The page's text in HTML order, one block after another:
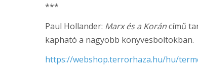
***
Paul Hollander: Marx és a Koráncímű
kapható a nagyobb könyvesboltokban.
https://webshop.terrorhaza.hu/hu/